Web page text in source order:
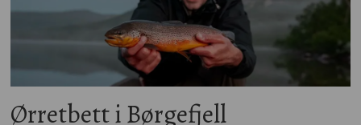
Ørretbett i Børgefjell